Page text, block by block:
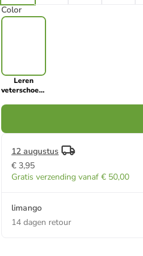
Color
Leren
veterschoenen
12 augustus
€ 3,95
Gratis verzending vanaf € 50,00
limango
14 dagen retour